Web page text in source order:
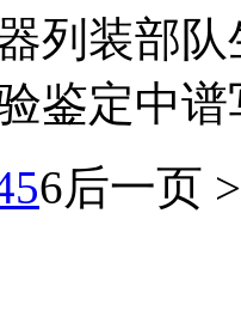
列装部
鉴定中
56后一页